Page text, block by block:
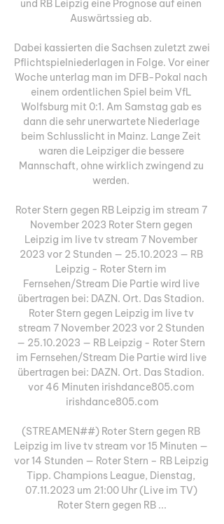
und RB Leipzig eine Prognose auf einen
Auswärtssieg ab.
Dabei kassierten die Sachsen zuletzt zwei
Pflichtspielniederlagen in Folge. Vor einer
Woche unterlag man im DFB-Pokal nach
einem ordentlichen Spiel beim VfL
Wolfsburg mit 0:1. Am Samstag gab es
dann die sehr unerwartete Niederlage
beim Schlusslicht in Mainz. Lange Zeit
waren die Leipziger die bessere
Mannschaft, ohne wirklich zwingend zu
werden.
Roter Stern gegen RB Leipzig im stream 7
November 2023 Roter Stern gegen
Leipzig im live tv stream 7 November
2023 vor 2 Stunden — 25.10.2023 — RB
Leipzig - Roter Stern im
Fernsehen/Stream Die Partie wird live
übertragen bei: DAZN. Ort. Das Stadion.
Roter Stern gegen Leipzig im live tv
stream 7 November 2023 vor 2 Stunden
— 25.10.2023 — RB Leipzig - Roter Stern
im Fernsehen/Stream Die Partie wird live
übertragen bei: DAZN. Ort. Das Stadion.
vor 46 Minuten irishdance805.com
irishdance805.com
(STREAMEN##) Roter Stern gegen RB
Leipzig im live tv stream vor 15 Minuten —
vor 14 Stunden — Roter Stern – RB Leipzig
Tipp. Champions League, Dienstag,
07.11.2023 um 21:00 Uhr (Live im TV)
Roter Stern gegen RB ...